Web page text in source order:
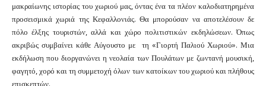
μακραίωνης ιστορίας του χωριού μας, όντας ένα τα πλέον καλοδιατηρημένα
προσεισμικά χωριά της Κεφαλλονιάς. Θα μπορούσαν να αποτελέσουν δε
πόλο έλξης τουριστών, αλλά και χώρο πολιτιστικών εκδηλώσεων. Όπως
ακριβώς συμβαίνει κάθε Αύγουστο με τη «Γιορτή Παλιού Χωριού». Μια
εκδήλωση που διοργανώνει η νεολαία των Πουλάτων με ζωντανή μουσική,
φαγητό, χορό και τη συμμετοχή όλων των κατοίκων του χωριού και πλήθους
επισκεπτών.